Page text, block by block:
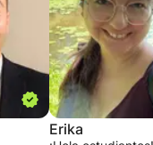
Erika